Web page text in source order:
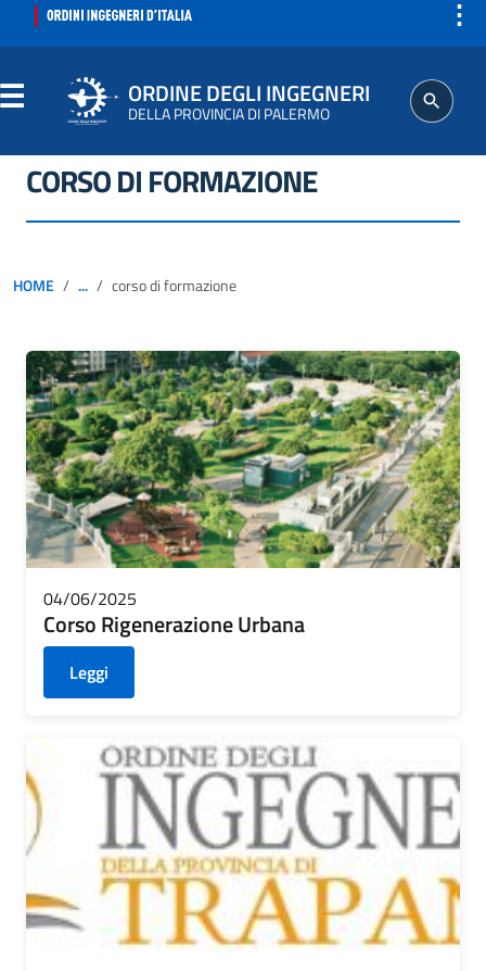
⋮
ORDINE DEGLI INGEGNERI
DELLA PROVINCIA DI PALERMO
ORDINE
PROFESSIONE
AGGIORNAMENTI PROFESSIONALI
CORSO DI FORMAZIONE
HOME ... corso di formazione
04/06/2025
Corso Rigenerazione Urbana
Leggi